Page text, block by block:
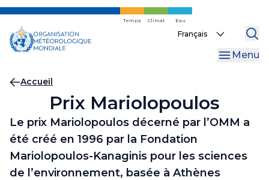
Skip
main
content
Temps Climat Eau
Select
Menu
Fil
d'Ariane
Accueil
Prix Mariolopoulos
Le prix Mariolopoulos décerné par l’OMM a
été créé en 1996 par la Fondation
Mariolopoulos-Kanaginis pour les sciences
de l’environnement, basée à Athènes